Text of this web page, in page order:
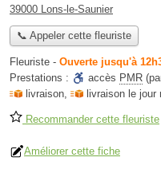
39000 Lons-le-Saunier
📞 Appeler cette fleuriste
Fleuriste - Ouverte jusqu'à
Prestations :
accès PMR
livraison, livraison le jour
Recommander cette fleuriste
Améliorer cette fiche